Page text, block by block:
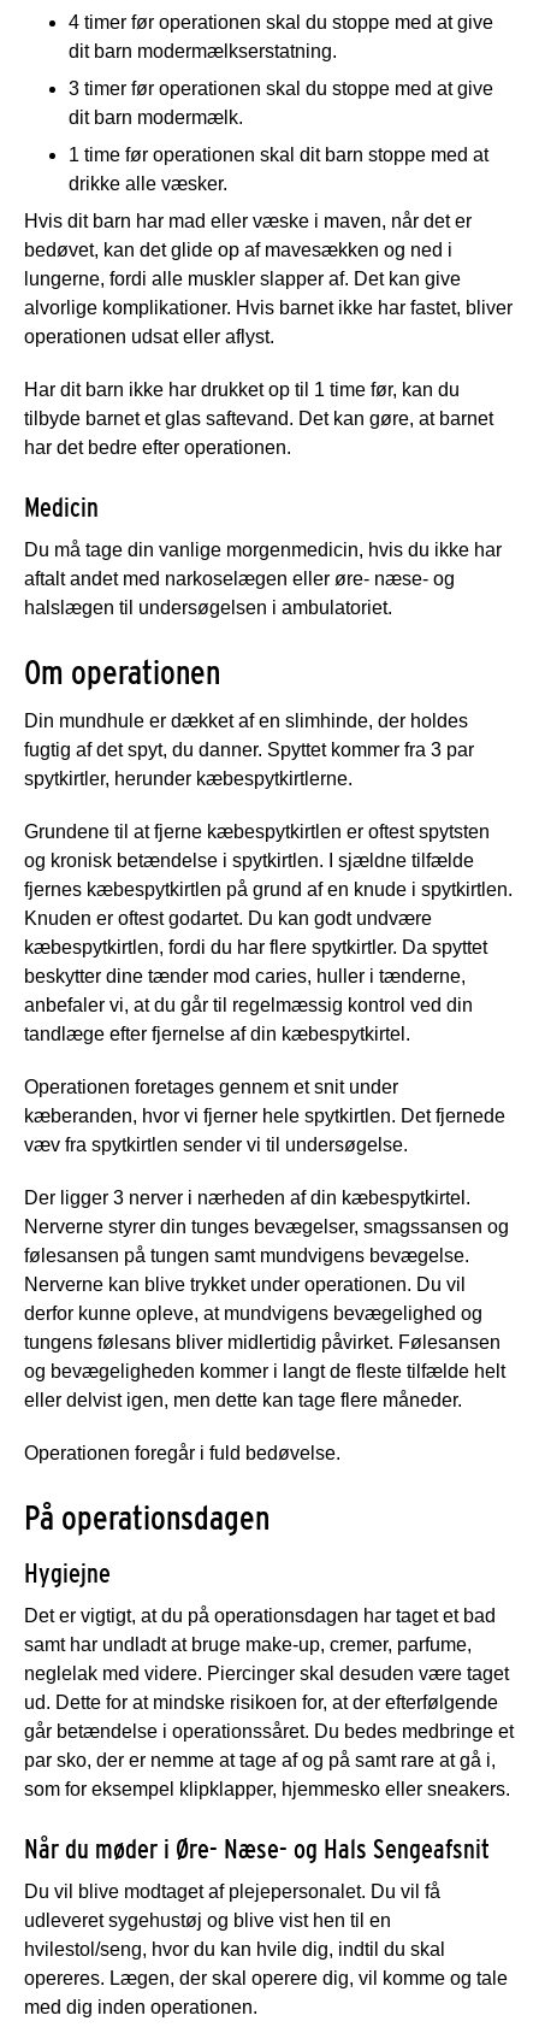
4 timer før operationen skal du stoppe med at give
dit barn modermælkserstatning.
3 timer før operationen skal du stoppe med at give
dit barn modermælk.
1 time før operationen skal dit barn stoppe med at
drikke alle væsker.
Hvis dit barn har mad eller væske i maven, når det er
bedøvet, kan det glide op af mavesækken og ned i
lungerne, fordi alle muskler slapper af. Det kan give
alvorlige komplikationer. Hvis barnet ikke har fastet, bliver
operationen udsat eller aflyst.
Har dit barn ikke har drukket op til 1 time før, kan du
tilbyde barnet et glas saftevand. Det kan gøre, at barnet
har det bedre efter operationen.
Medicin
Du må tage din vanlige morgenmedicin, hvis du ikke har
aftalt andet med narkoselægen eller øre- næse- og
halslægen til undersøgelsen i ambulatoriet.
Om operationen
Din mundhule er dækket af en slimhinde, der holdes
fugtig af det spyt, du danner. Spyttet kommer fra 3 par
spytkirtler, herunder kæbespytkirtlerne.
Grundene til at fjerne kæbespytkirtlen er oftest spytsten
og kronisk betændelse i spytkirtlen. I sjældne tilfælde
fjernes kæbespytkirtlen på grund af en knude i spytkirtlen.
Knuden er oftest godartet. Du kan godt undvære
kæbespytkirtlen, fordi du har flere spytkirtler. Da spyttet
beskytter dine tænder mod caries, huller i tænderne,
anbefaler vi, at du går til regelmæssig kontrol ved din
tandlæge efter fjernelse af din kæbespytkirtel.
Operationen foretages gennem et snit under
kæberanden, hvor vi fjerner hele spytkirtlen. Det fjernede
væv fra spytkirtlen sender vi til undersøgelse.
Der ligger 3 nerver i nærheden af din kæbespytkirtel.
Nerverne styrer din tunges bevægelser, smagssansen og
følesansen på tungen samt mundvigens bevægelse.
Nerverne kan blive trykket under operationen. Du vil
derfor kunne opleve, at mundvigens bevægelighed og
tungens følesans bliver midlertidig påvirket. Følesansen
og bevægeligheden kommer i langt de fleste tilfælde helt
eller delvist igen, men dette kan tage flere måneder.
Operationen foregår i fuld bedøvelse.
På operationsdagen
Hygiejne
Det er vigtigt, at du på operationsdagen har taget et bad
samt har undladt at bruge make-up, cremer, parfume,
neglelak med videre. Piercinger skal desuden være taget
ud. Dette for at mindske risikoen for, at der efterfølgende
går betændelse i operationssåret. Du bedes medbringe et
par sko, der er nemme at tage af og på samt rare at gå i,
som for eksempel klipklapper, hjemmesko eller sneakers.
Når du møder i Øre- Næse- og Hals Sengeafsnit
Du vil blive modtaget af plejepersonalet. Du vil få
udleveret sygehustøj og blive vist hen til en
hvilestol/seng, hvor du kan hvile dig, indtil du skal
opereres. Lægen, der skal operere dig, vil komme og tale
med dig inden operationen.